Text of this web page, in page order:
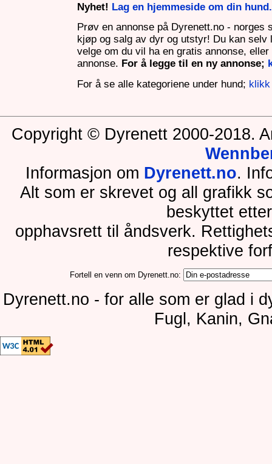
Nyhet! Lag en hjemmeside om din
Prøv en annonse på Dyrenett.no - norges
kjøp og salg av dyr og utstyr! Du kan selv
velge om du vil ha en gratis annonse,
annonse. For å legge til en ny annonse;
For å se alle kategoriene under hund; klikk
Copyright © Dyrenett 2000-2018.
Informasjon om Dyrenett.no.
Alt som er skrevet og all grafikk
beskyttet
opphavsrett til åndsverk.
respektive
Fortell en venn om Dyrenett.no:
Dyrenett.no - for alle som er glad i
Fugl, Kanin,